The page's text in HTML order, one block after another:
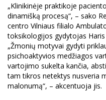
„Klinikinėje praktikoje
dinamišką procesą“, – sako
centro Vilniaus filialo
toksikologijos gydytojas Haris
„Žmonių motyvai gydyti
psichoaktyvios medžiagos
vartojimo sukelta kančia,
tam tikros netektys nusveria
malonumą“, – akcentuoja jis.